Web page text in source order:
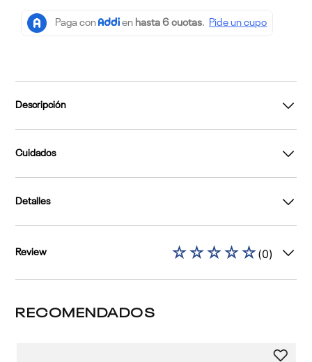
Descripción
Cuidados
Detalles
Review ☆☆☆☆☆(0)
RECOMENDADOS